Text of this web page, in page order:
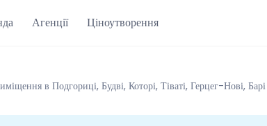
Агенції Ціноутворення
в Подгориці, Будві, Которі, Тіваті, Герцег-Нові,